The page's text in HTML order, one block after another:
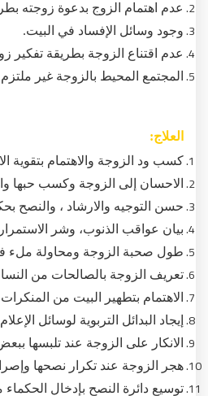
عدم اهتمام الزوج بدعوة زوجته
وجود وسائل الإفساد في البيت.
عدم اقتناع الزوجة بطريقة تفكير
المجتمع المحيط بالزوجة غير ملتزم
العلاج:
كسب ود الزوجة والاهتمام بتقوية
الاحسان إلى الزوجة وكسب حبها
حسن التوجيه والارشاد ، والنصح
بيان عواقب الذنوب، وشر الاستمرار
طول صحبة الزوجة ومحاولة ملء
تعريف الزوجة بالصالحات من النساء
الاهتمام بتطهير البيت من المنكرات
إيجاد البدائل التربوية لوسائل الإعلام
الانكار على الزوجة عند تلبسها ببعض
هجر الزوجة عند تكرار نصحها
توسيع دائرة النصح بإدخال الحكماء